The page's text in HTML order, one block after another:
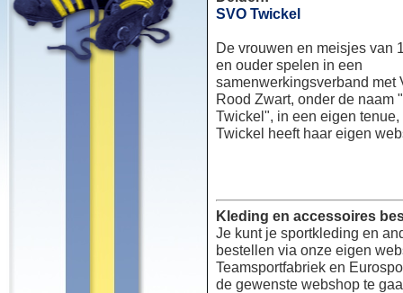
SVO Twickel
De vrouwen en meisjes van
en ouder spelen in een
samenwerkingsverband met
Rood Zwart, onder de naam
Twickel", in een eigen
Twickel heeft haar eigen
Kleding en accessoires
Je kunt je sportkleding en
bestellen via onze eigen
Teamsportfabriek en
de gewenste webshop te